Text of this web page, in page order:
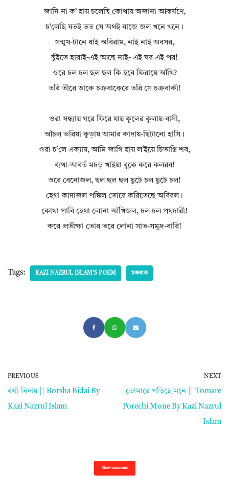
জানি না ক’ হায় চলেছি কোথায় অজানা আকর্ষণে,
চ’লেছি যতই তত সে অথই বাজে জল খনে খনে।
সন্মুখ-টানে ধাই অবিরাম, নাই নাই অবসর,
ছুঁইতে হারাই-এই আছে নাই- এই ঘর এই পর!
ওরে চল চল ছল ছল কি হবে ফিরায়ে আঁখি?
তরি তীরে ডাকে চক্রবাকেরে তরি সে চক্রবাকী!
ওরা সন্ধ্যায় ঘরে ফিরে যায় কূলের কুলায়-বাসী,
আঁচল ভরিয়া কুড়ায় আমার কাদায়-ছিটানো হাসি।
ওরা চ’লে এক্যায়, আমি জাগি হায় ল’ইয়ে চিতাগ্নি শব,
ব্যথা-আবর্ত মচড় খাইয়া বুকে করে কলরব!
ওরে বেনোজল, ছল ছল ছল ছুটে চল ছুটে চল!
হেথা কাদাজল পঙ্কিল তোরে করিতেছে অবিরল।
কোথা পাবি হেথা লোনা আঁখিজল, চল চল পথচারী!
করে প্রতীক্ষা তোর তরে লোনা সাত-সমুদ্র-বারি!
Tags: KAZI NAZRUL ISLAM'S POEM চক্রবাক
PREVIOUS
বর্ষা-বিদায় || Borsha Bidai By
Kazi Nazrul Islam
NEXT
তোমারে পড়িছে মনে || Tomare
Porechi Mone By Kazi Nazrul
Islam
Show comments